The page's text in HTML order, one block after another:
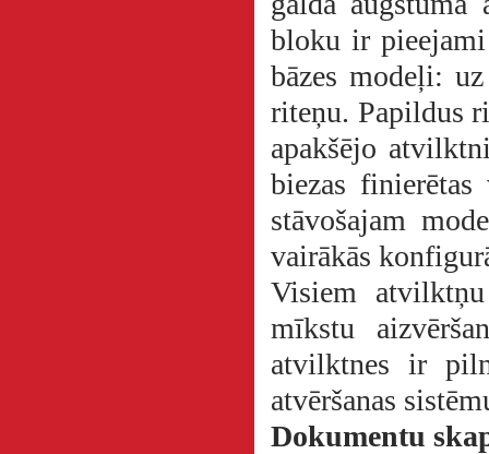
bloku ir
bāzes modeļi:
riteņu. Papildus
apakšējo
biezas
stāvošajam
vairākās
Visiem
mīkstu
atvilktnes ir
atvēršanas
Dokumentu